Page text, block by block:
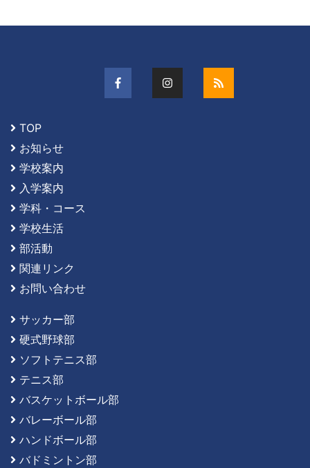
TOP
お知らせ
学校案内
入学案内
学科・コース
学校生活
部活動
関連リンク
お問い合わせ
サッカー部
硬式野球部
ソフトテニス部
テニス部
バスケットボール部
バレーボール部
ハンドボール部
バドミントン部